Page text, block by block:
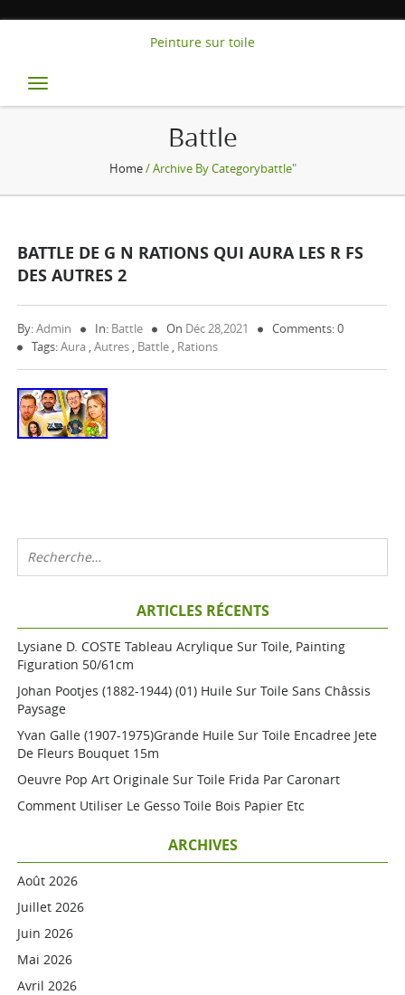
Peinture sur toile
Toggle
navigation
Battle
Home/ Archive By Categorybattle"
BATTLE DE G N RATIONS QUI AURA LES R FS
DES AUTRES 2
By:Admin In: Battle On Déc 28,2021
Comments: 0
Tags:Aura ,Autres , Battle , Rations
ARTICLES RÉCENTS
Lysiane D. COSTE Tableau Acrylique Sur Toile, Painting
Figuration 50/61cm
Johan Pootjes (1882-1944) (01) Huile Sur Toile Sans Châssis
Paysage
Yvan Galle (1907-1975)grande Huile Sur Toile Encadree Jete
De Fleurs Bouquet 15m
Oeuvre Pop Art Originale Sur Toile Frida Par Caronart
Comment Utiliser Le Gesso Toile Bois Papier Etc
ARCHIVES
Août 2026
Juillet 2026
Juin 2026
Mai 2026
Avril 2026